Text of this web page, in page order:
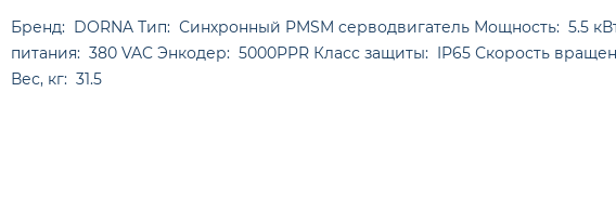
Бренд: DORNA Тип: Синхронный PMSM cерводвигатель Мощность: 5.5
питания: 380 VAC Энкодер: 5000PPR Класс защиты: IP65 Скорость
Вес, кг: 31.5